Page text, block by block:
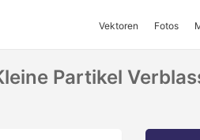
Vektoren Fotos
Partikel